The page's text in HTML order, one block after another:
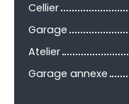
Cellier
Garage
Atelier
Garage annexe